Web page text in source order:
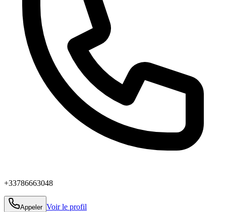
+33786663048
Appeler Voir le profil